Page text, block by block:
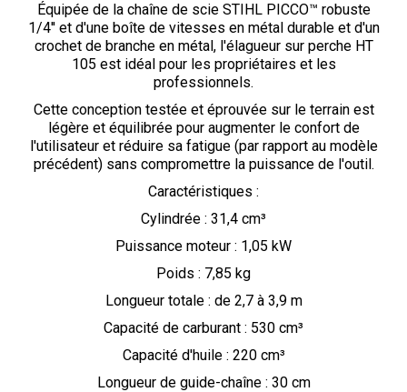
Équipée de la chaîne de scie STIHL PICCO™ robuste
1/4'' et d'une boîte de vitesses en métal durable et d'un
crochet de branche en métal, l'élagueur sur perche HT
105 est idéal pour les propriétaires et les
professionnels.
Cette conception testée et éprouvée sur le terrain est
légère et équilibrée pour augmenter le confort de
l'utilisateur et réduire sa fatigue (par rapport au modèle
précédent) sans compromettre la puissance de l'outil.
Caractéristiques :
Cylindrée : 31,4 cm³
Puissance moteur : 1,05 kW
Poids : 7,85 kg
Longueur totale : de 2,7 à 3,9 m
Capacité de carburant : 530 cm³
Capacité d'huile : 220 cm³
Longueur de guide-chaîne : 30 cm